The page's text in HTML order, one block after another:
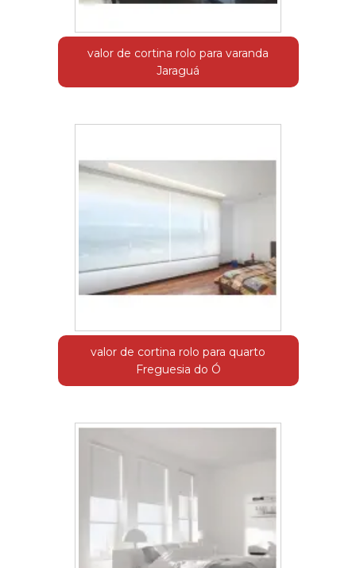
valor de cortina rolo para varanda
Jaraguá
valor de cortina rolo para quarto
Freguesia do Ó